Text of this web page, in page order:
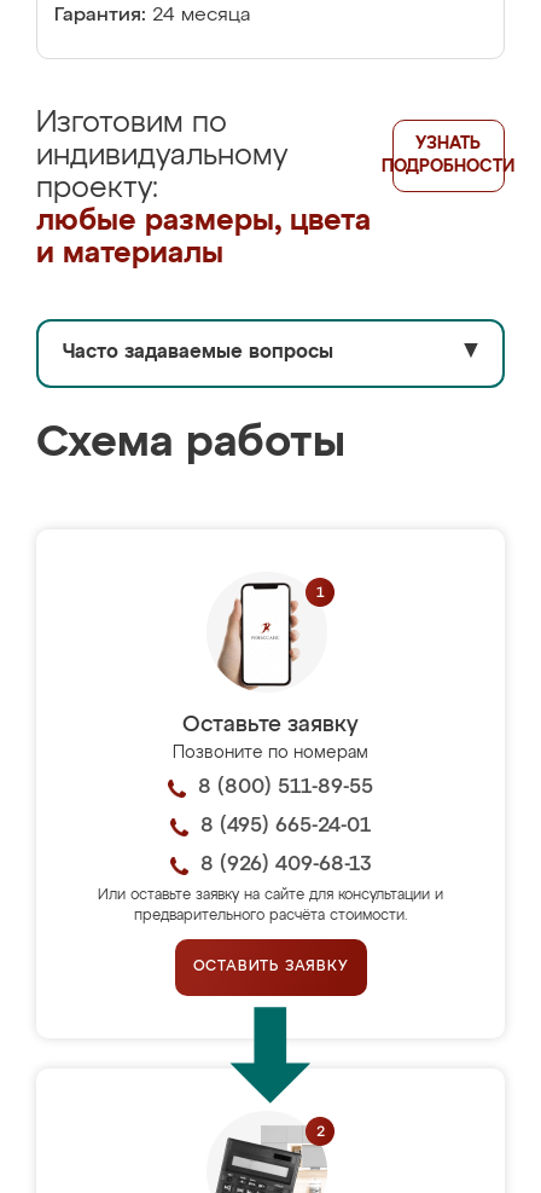
Гарантия: 24 месяца
Изготовим по
индивидуальному
проекту:
любые размеры, цвета
и материалы
УЗНАТЬ
ПОДРОБНОСТИ
Часто задаваемые вопросы ▼
Схема работы
Оставьте заявку
Позвоните по номерам
8 (800) 511-89-55
8 (495) 665-24-01
8 (926) 409-68-13
Или оставьте заявку на сайте для консультации и
предварительного расчёта стоимости.
ОСТАВИТЬ ЗАЯВКУ